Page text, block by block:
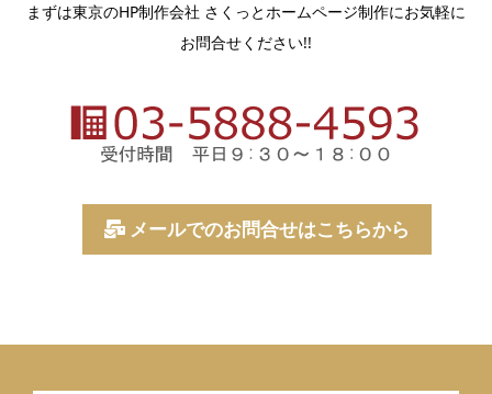
まずは東京のHP制作会社 さくっとホームページ制作にお気軽に
お問合せください!!
メールでのお問合せはこちらから